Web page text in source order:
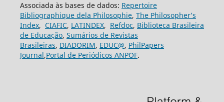
Associada às bases de dados: Repertoire
Bibliographique dela Philosophie, The Philosopher’s
Index, CIAFIC, LATINDEX, Refdoc, Biblioteca Brasileira
de Educação, Sumários de Revistas
Brasileiras, DIADORIM, EDUC@, PhilPapers
Journal,Portal de Periódicos ANPOF.